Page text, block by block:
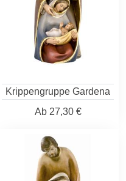
Krippengruppe Gardena
Ab27,30 €